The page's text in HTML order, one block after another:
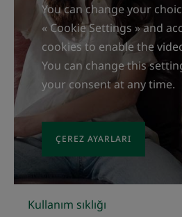
Dokunun faydaları
Ferah, yağsız ve yapışkan olmayan
İçeriğin kokusu
Baştan çıkarıcı odunsu koku
You can change your
« Cookie Settings » and
cookies to enable the
You can change this
your consent at any time.
ÇEREZ AYARLARI
Kullanım sıklığı